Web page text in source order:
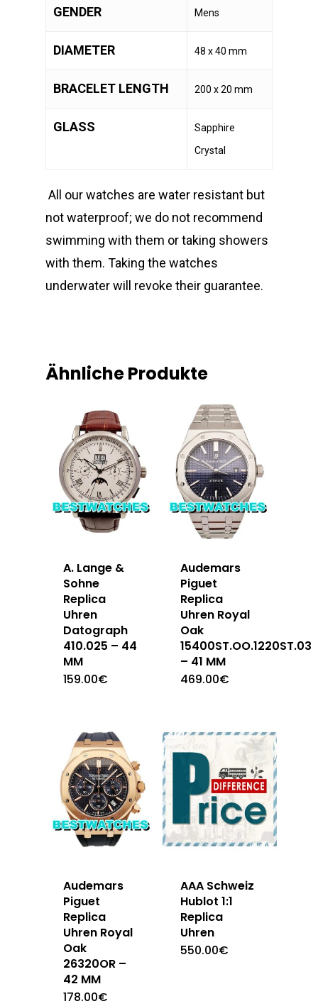
GENDER Mens
DIAMETER 48 x 40 mm
BRACELET LENGTH 200 x 20 mm
GLASS
Sapphire
Crystal
All our watches are water resistant but
not waterproof; we do not recommend
swimming with them or taking showers
with them. Taking the watches
underwater will revoke their guarantee.
Ähnliche Produkte
A. Lange &
Sohne
Replica
Uhren
Datograph
410.025 – 44
MM
159.00€
Audemars
Piguet
Replica
Uhren Royal
Oak
15400ST.OO.1220ST.03
– 41 MM
469.00€
Audemars
Piguet
Replica
Uhren Royal
Oak
26320OR –
42 MM
178.00€
AAA Schweiz
Hublot 1:1
Replica
Uhren
550.00€